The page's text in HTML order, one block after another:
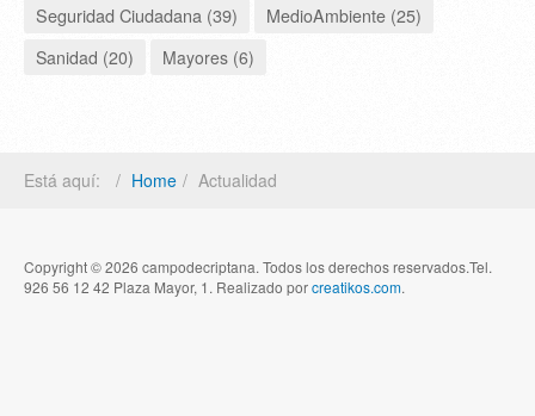
Seguridad Ciudadana (39)
MedioAmbiente (25)
Sanidad (20)
Mayores (6)
Está aquí: Home Actualidad
Copyright © 2026 campodecriptana. Todos los derechos reservados.Tel.
926 56 12 42 Plaza Mayor, 1. Realizado porcreatikos.com.